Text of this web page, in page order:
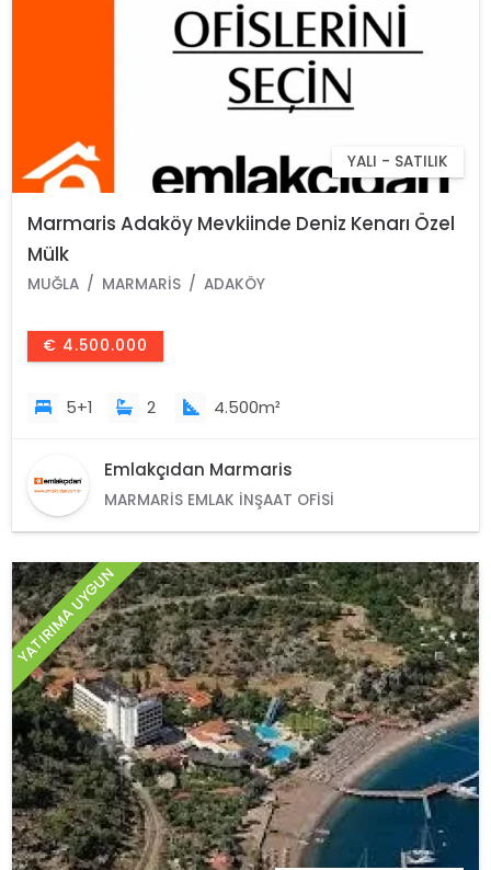
YALI - SATILIK
Marmaris Adaköy Mevkiinde Deniz Kenarı Özel
Mülk
MUĞLA MARMARIS ADAKÖY
€ 4.500.000
5+1 2 4.500m²
Emlakçıdan Marmaris
MARMARIS EMLAK İNŞAAT OFISI
YATIRIMA UYGUN